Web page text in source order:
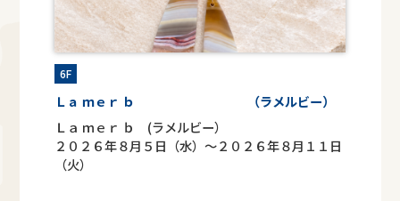
6F
Ｌａ ｍｅｒ ｂ （ラメルビー）
Ｌａ ｍｅｒ ｂ (ラメルビー）
２０２６年８月５日（水）～２０２６年８月１１日
（火）